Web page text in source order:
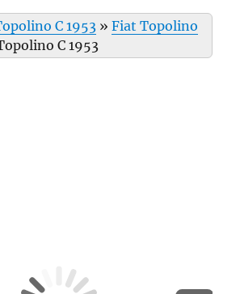
C 1953 »Fiat Topolino
C 1953